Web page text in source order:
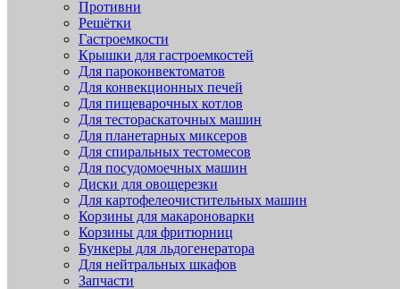
Противни
Решётки
Гастроемкости
Крышки для гастроемкостей
Для пароконвектоматов
Для конвекционных печей
Для пищеварочных котлов
Для тестораскаточных машин
Для планетарных миксеров
Для спиральных тестомесов
Для посудомоечных машин
Диски для овощерезки
Для картофелеочистительных машин
Корзины для макароноварки
Корзины для фритюрниц
Бункеры для льдогенератора
Для нейтральных шкафов
Запчасти